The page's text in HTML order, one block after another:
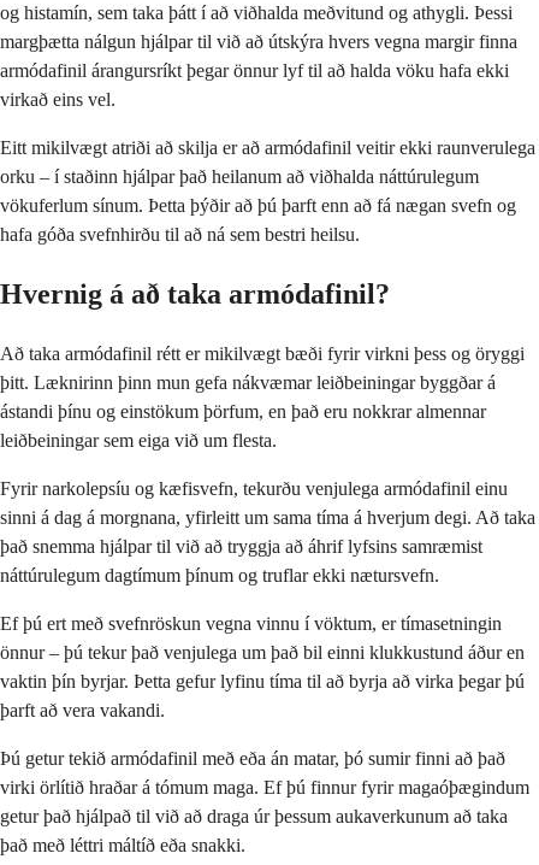
og histamín, sem taka þátt í að viðhalda meðvitund og athygli. Þessi
margþætta nálgun hjálpar til við að útskýra hvers vegna margir finna
armódafinil árangursríkt þegar önnur lyf til að halda vöku hafa ekki
virkað eins vel.
Eitt mikilvægt atriði að skilja er að armódafinil veitir ekki raunverulega
orku – í staðinn hjálpar það heilanum að viðhalda náttúrulegum
vökuferlum sínum. Þetta þýðir að þú þarft enn að fá nægan svefn og
hafa góða svefnhirðu til að ná sem bestri heilsu.
Hvernig á að taka armódafinil?
Að taka armódafinil rétt er mikilvægt bæði fyrir virkni þess og öryggi
þitt. Læknirinn þinn mun gefa nákvæmar leiðbeiningar byggðar á
ástandi þínu og einstökum þörfum, en það eru nokkrar almennar
leiðbeiningar sem eiga við um flesta.
Fyrir narkolepsíu og kæfisvefn, tekurðu venjulega armódafinil einu
sinni á dag á morgnana, yfirleitt um sama tíma á hverjum degi. Að taka
það snemma hjálpar til við að tryggja að áhrif lyfsins samræmist
náttúrulegum dagtímum þínum og truflar ekki nætursvefn.
Ef þú ert með svefnröskun vegna vinnu í vöktum, er tímasetningin
önnur – þú tekur það venjulega um það bil einni klukkustund áður en
vaktin þín byrjar. Þetta gefur lyfinu tíma til að byrja að virka þegar þú
þarft að vera vakandi.
Þú getur tekið armódafinil með eða án matar, þó sumir finni að það
virki örlítið hraðar á tómum maga. Ef þú finnur fyrir magaóþægindum
getur það hjálpað til við að draga úr þessum aukaverkunum að taka
það með léttri máltíð eða snakki.